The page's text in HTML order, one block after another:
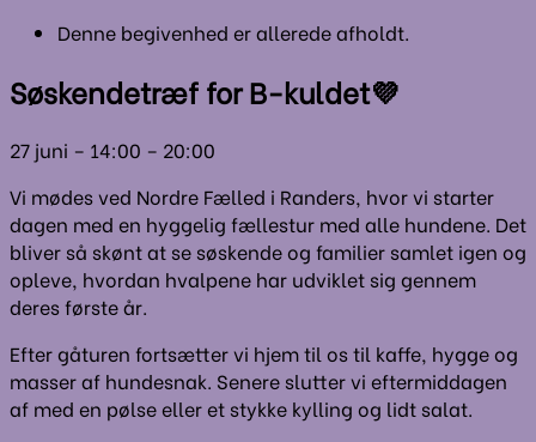
Denne begivenhed er allerede afholdt.
Søskendetræf for B-kuldet💜
27 juni – 14:00 – 20:00
Vi mødes ved Nordre Fælled i Randers, hvor vi starter
dagen med en hyggelig fællestur med alle hundene. Det
bliver så skønt at se søskende og familier samlet igen og
opleve, hvordan hvalpene har udviklet sig gennem
deres første år.
Efter gåturen fortsætter vi hjem til os til kaffe, hygge og
masser af hundesnak. Senere slutter vi eftermiddagen
af med en pølse eller et stykke kylling og lidt salat.